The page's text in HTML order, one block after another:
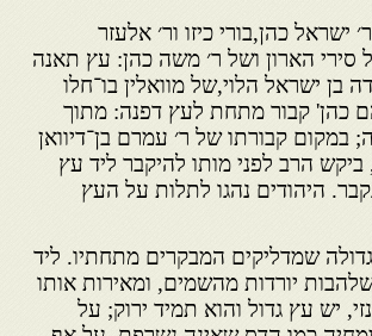
כהן,בורי כיזו ור׳ אלעזר
הארון ושל ר׳ משה כהן: עץ תאנה
בן ישראל הלוי,של מוואלין בו־חלו
כהן' קבור מתחת לעץ דפנה: מתוך
קבורתו של ר׳ עמרם בן־דיוואן
הרב לפני מותו להיקבר ליד עץ
היהודים נהגו לתלות על העץ
שמדליקים המבקרים מתחתיו. ליד
יורדות מהשמים, ומאירות אותו
יש עץ גדול והוא תמיד ירוק; על